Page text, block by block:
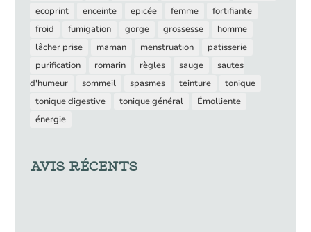
ecoprint
enceinte epicée femme
fortifiante
froid
fumigation gorge grossesse
homme
lâcher prise
maman menstruation
patisserie
purification
romarin règles sauge
sautes
d'humeur
sommeil spasmes teinture
tonique
tonique digestive
tonique général
Émolliente
énergie
AVIS RÉCENTS